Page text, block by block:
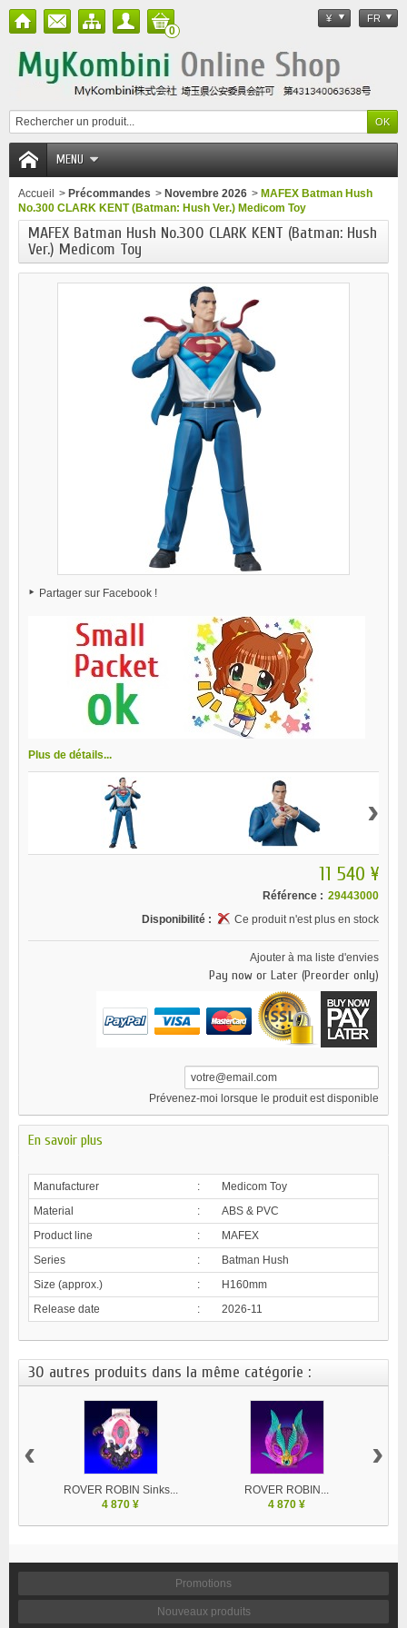
¥ FR
0
MENU
Accueil > Précommandes > Novembre 2026 > MAFEX Batman Hush
No.300 CLARK KENT (Batman: Hush Ver.) Medicom Toy
MAFEX Batman Hush No.300 CLARK KENT (Batman: Hush
Ver.) Medicom Toy
Partager sur Facebook !
Plus de détails...
›
11 540 ¥
Référence : 29443000
Disponibilité :
Ce produit n'est plus en stock
Ajouter à ma liste d'envies
Pay now or Later (Preorder only)
Prévenez-moi lorsque le produit est disponible
En savoir plus
Manufacturer :
Medicom Toy
Material
:
ABS & PVC
Product line
:
MAFEX
Series
:
Batman Hush
Size (approx.)
:
H160mm
Release date
: 2026-11
30 autres produits dans la même catégorie :
ROVER ROBIN Sinks...
4 870 ¥
ROVER ROBIN...
4 870 ¥
‹ ›
Promotions
Nouveaux produits